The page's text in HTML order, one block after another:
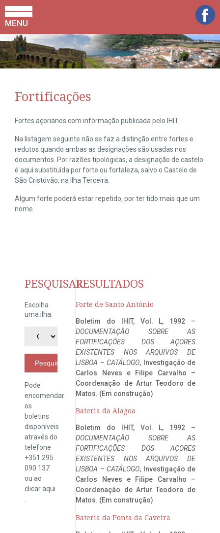
MENU
Fortificações
Fortes açorianos com informação publicada pelo IHIT.
Na listagem seguinte não se faz a distinção entre fortes e
redutos quando ambas as designações são usadas nos
documentos. Por razões tipológicas, a designação de castelo
é aqui substituída por forte ou fortaleza, salvo o Castelo de
São Cristóvão, na Ilha Terceira.
Algum forte poderá estar repetido, por ter tido mais que um
nome.
PESQUISAR
Escolha
uma ilha:
Pesquisar
Pode
encomendar
os
boletins
disponíveis
através do
telefone
+351 295
090 137
ou ao
clicaraqui
RESULTADOS
Forte de Santo António
Boletim do IHIT, Vol. L, 1992 –
DOCUMENTAÇÃO SOBRE AS
FORTIFICAÇÕES DOS AÇORES
EXISTENTES NOS ARQUIVOS DE
LISBOA – CATÁLOGO, Investigação de
Carlos Neves e Filipe Carvalho –
Coordenação de Artur Teodoro de
Matos. (Em construção)
Bateria da Alagoa
Boletim do IHIT, Vol. L, 1992 –
DOCUMENTAÇÃO SOBRE AS
FORTIFICAÇÕES DOS AÇORES
EXISTENTES NOS ARQUIVOS DE
LISBOA – CATÁLOGO, Investigação de
Carlos Neves e Filipe Carvalho –
Coordenação de Artur Teodoro de
Matos. (Em construção)
Bateria da Ponta da Caveira